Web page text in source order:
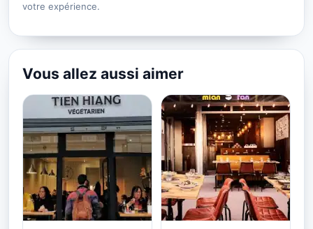
votre expérience.
Vous allez aussi aimer